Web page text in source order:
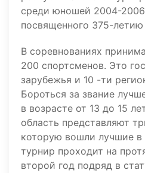
среди юношей 2004-
посвященного 375-летию
В соревнованиях
200 спортсменов. Это
зарубежья и 10 -ти
Бороться за звание
в возрасте от 13 до 15
область представляют
которую вошли лучшие
турнир проходит на
второй год подряд в